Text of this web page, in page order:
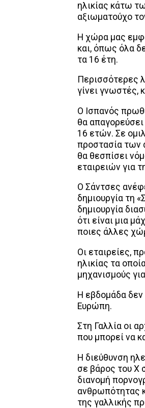
ηλικίας κάτω
αξιωματούχο
Η χώρα μας
και, όπως όλα
τα 16 έτη.
Περισσότερες
γίνει γνωστές,
Ο Ισπανός
θα
16 ετών. Σε
προστασία των
θα θεσπίσει
εταιρειών για
Ο Σάντσες
δημιουργία τη
δημιουργία
ότι είναι μια
ποιες άλλες
Οι εταιρείες,
ηλικίας τα
μηχανισμούς
Η εβδομάδα δεν
Ευρώπη.
Στη Γαλλία οι
που μπορεί να
H διεύθυνση
σε βάρος του X
διανομή
ανθρωπότητας
της γαλλικής